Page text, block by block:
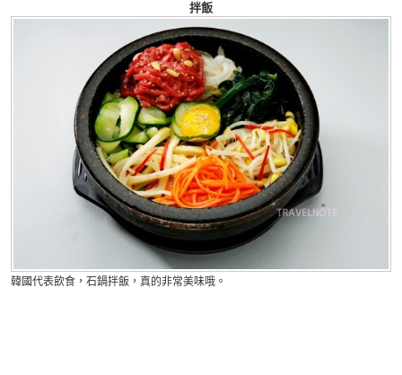
拌飯
韓國代表飲食，石鍋拌飯，真的非常美味哦。